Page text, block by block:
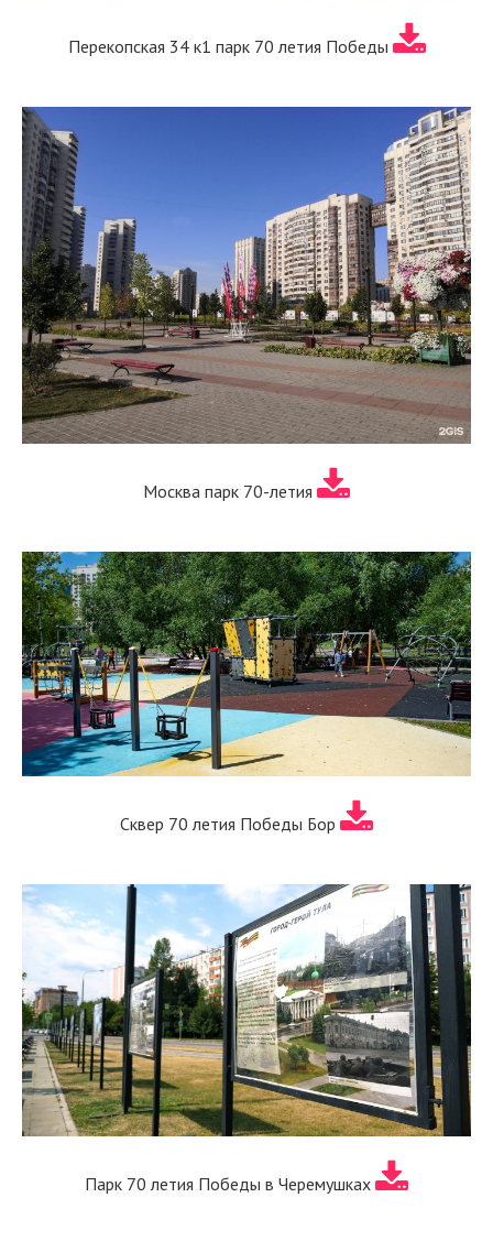
Перекопская 34 к1 парк 70 летия Победы
Москва парк 70-летия
Сквер 70 летия Победы Бор
Парк 70 летия Победы в Черемушках